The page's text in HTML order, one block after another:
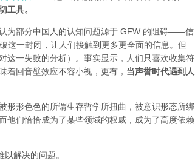
工具。
为部分中国人的认知问题源于 GFW 的阻碍——信
这一封闭，让人们接触到更多更全面的信息。但
这一失败的分析）。事实显示，人们只喜欢收集符
着回音壁效应不容小视，更有， 当声誉时代遇到人
形形色色的所谓生存哲学所扭曲，被意识形态所绑
他们恰恰成为了某些领域的权威，成为了高度依赖
解决的问题。